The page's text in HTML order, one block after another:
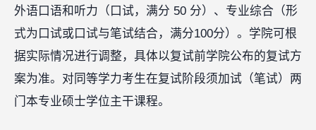
外语口语和听力（口试，满分 50 分）、专业综合（形
式为口试或口试与笔试结合，满分100分）。学院可根
据实际情况进行调整，具体以复试前学院公布的复试方
案为准。对同等学力考生在复试阶段须加试（笔试）两
门本专业硕士学位主干课程。